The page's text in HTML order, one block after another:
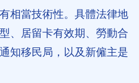
相當技術性。具體法律地
、居留卡有效期、勞動合
知移民局，以及新僱主是